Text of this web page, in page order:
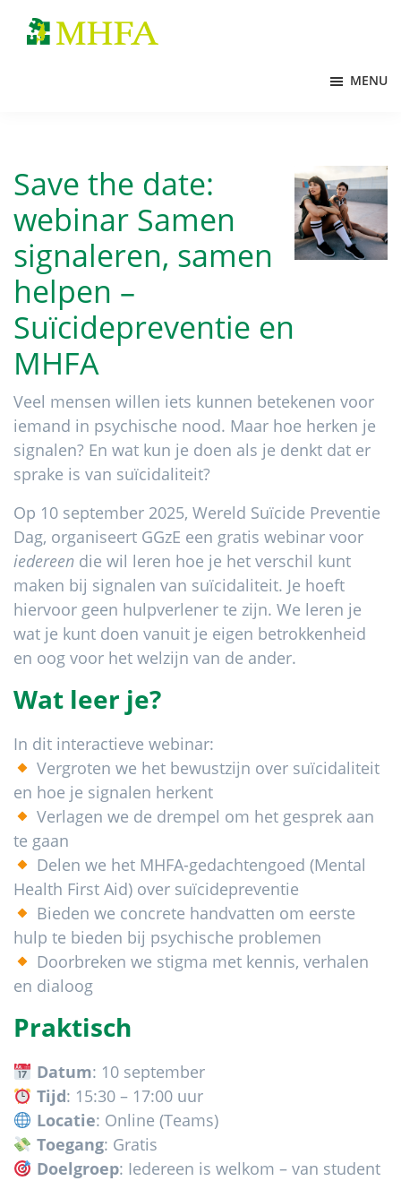
naar
naar
MENU
Save the date:
webinar Samen
signaleren, samen
helpen –
Suïcidepreventie en
MHFA
Veel mensen willen iets kunnen betekenen voor
iemand in psychische nood. Maar hoe herken je
signalen? En wat kun je doen als je denkt dat er
sprake is van suïcidaliteit?
Op 10 september 2025, Wereld Suïcide Preventie
Dag, organiseert GGzE een gratis webinar voor
iedereen die wil leren hoe je het verschil kunt
maken bij signalen van suïcidaliteit. Je hoeft
hiervoor geen hulpverlener te zijn. We leren je
wat je kunt doen vanuit je eigen betrokkenheid
en oog voor het welzijn van de ander.
Wat leer je?
In dit interactieve webinar:
Vergroten we het bewustzijn over suïcidaliteit
en hoe je signalen herkent
Verlagen we de drempel om het gesprek aan
te gaan
Delen we het MHFA-gedachtengoed (Mental
Health First Aid) over suïcidepreventie
Bieden we concrete handvatten om eerste
hulp te bieden bij psychische problemen
Doorbreken we stigma met kennis, verhalen
en dialoog
Praktisch
Datum: 10 september
Tijd: 15:30 – 17:00 uur
Locatie: Online (Teams)
Toegang: Gratis
Doelgroep: Iedereen is welkom – van student